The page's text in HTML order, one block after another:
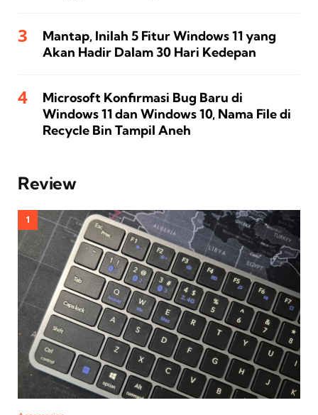
Mantap, Inilah 5 Fitur Windows 11 yang
Akan Hadir Dalam 30 Hari Kedepan
Microsoft Konfirmasi Bug Baru di
Windows 11 dan Windows 10, Nama File di
Recycle Bin Tampil Aneh
Review